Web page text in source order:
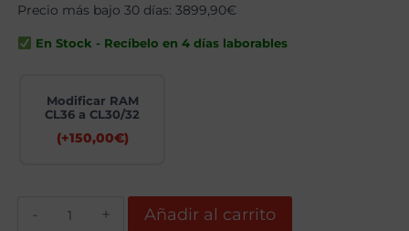
original
era:
4514,90€.
actual
es:
Precio más bajo 30 días:3899,90€
En Stock - Recíbelo en 4 días laborables
Modificar RAM
CL36 a CL30/32
(+150,00€)
Añadir al carrito